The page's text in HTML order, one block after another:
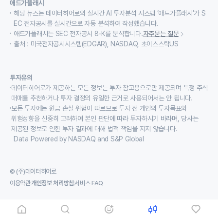
애드가플래시
해당 뉴스는 데이터히어로의 실시간 AI 투자분석 시스템 ‘애드가플래시’가 S
EC 전자공시를 실시간으로 자동 분석하여 작성했습니다.
애드가플래시는 SEC 전자공시 8-K를 분석합니다.자주묻는 질문
출처 : 미국전자공시시스템(EDGAR), NASDAQ, 초이스스탁US
투자유의
데이터히어로가 제공하는 모든 정보는 투자 참고용으로만 제공되며 특정 주식
매매를 추천하거나 투자 결정의 유일한 근거로 사용되어서는 안 됩니다.
모든 투자에는 원금 손실 위험이 따르므로 투자 전 개인의 투자목표와
위험성향을 신중히 고려하여 본인 판단에 따라 투자하시기 바라며, 당사는
제공된 정보로 인한 투자 결과에 대해 법적 책임을 지지 않습니다.
Data Powered by NASDAQ and S&P Global
© (주)데이터히어로
이용약관개인정보 처리방침서비스 FAQ